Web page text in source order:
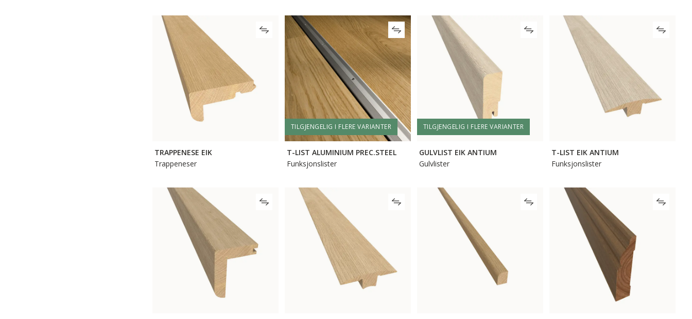
TRAPPENESE EIK
Trappeneser
TILGJENGELIG I FLERE VARIANTER
T-LIST ALUMINIUM PREC.STEEL
Funksjonslister
TILGJENGELIG I FLERE VARIANTER
GULVLIST EIK ANTIUM
Gulvlister
T-LIST EIK ANTIUM
Funksjonslister